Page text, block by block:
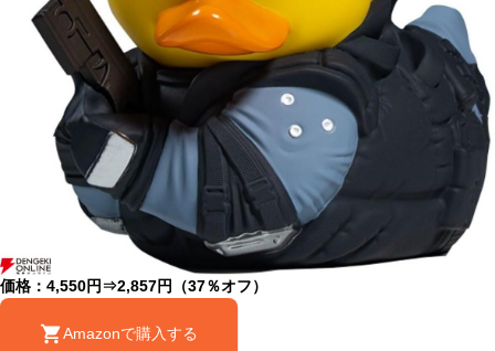
価格：4,550円⇒2,857円（37％オフ）
Amazonで購入する